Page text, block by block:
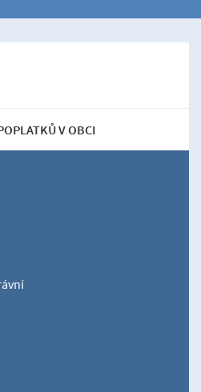
V OBCI